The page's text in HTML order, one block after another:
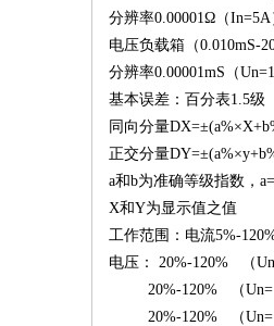
分辨率0.00001Ω（In=5A
电压负载箱（0.010mS-
分辨率0.00001mS（
基本误差：百分表1.5级
同向分量
正交分量
a和b为准确等级指数，
X和Y为显示值之值
工作范围：电流5%-
电压： 20%-120% （
20%-120% （
20%-120% （